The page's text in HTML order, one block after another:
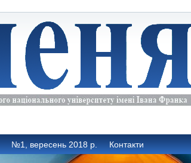
№1, вересень 2018 р. Контакти